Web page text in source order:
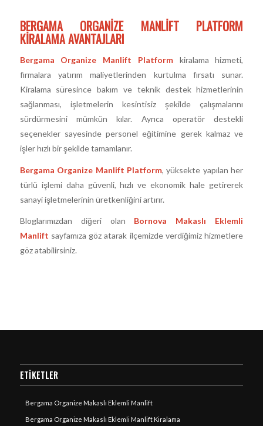
BERGAMA ORGANIZE MANLIFT PLATFORM
KIRALAMA AVANTAJLARI
Bergama Organize Manlift Platformkiralama hizmeti,
firmalara yatırım maliyetlerinden kurtulma fırsatı sunar.
Kiralama süresince bakım ve teknik destek hizmetlerinin
sağlanması, işletmelerin kesintisiz şekilde çalışmalarını
sürdürmesini mümkün kılar. Ayrıca operatör destekli
seçenekler sayesinde personel eğitimine gerek kalmaz ve
işler hızlı bir şekilde tamamlanır.
Bergama Organize Manlift Platform, yüksekte yapılan her
türlü işlemi daha güvenli, hızlı ve ekonomik hale getirerek
sanayi işletmelerinin üretkenliğini artırır.
Bloglarımızdan diğeri olan Bornova Makaslı Eklemli
Manlift sayfamıza göz atarak ilçemizde verdiğimiz hizmetlere
göz atabilirsiniz.
ETIKETLER
Bergama Organize Makaslı Eklemli Manlift
Bergama Organize Makaslı Eklemli Manlift Kiralama